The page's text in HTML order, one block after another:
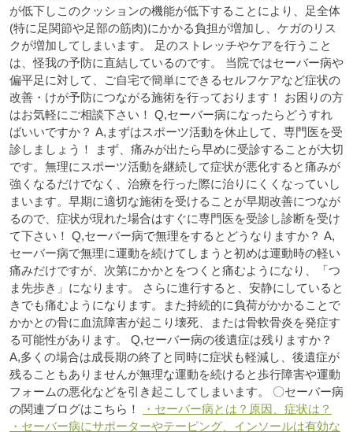
が低下しこのクッションの機能が低下することにより、足全体
(特に足関節や足部の筋肉)にかかる負担が増加し、ケガのリス
クが増加してしまいます。
足のストレッチやケアを行うこと
は、怪我の予防に直結しているのです。
当院ではセーバー病や
偏平足に対して、ご自宅で簡単にできるセルフケアなど症状の
改善・けが予防につながる施術を行っております！
お困りの方
はお気軽にご相談下さい！ Q,セーバー病になったらどうすれ
ばいいですか？ A,まずはスポーツ活動を休止して、専門医を受
診しましょう！
まず、痛みが出たら早めに受診することが大切
です。無理にスポーツ活動を継続して症状が悪化すると痛みが
強くなるだけでなく、治療を行った際に治りにくくなっていし
まいます。早期に適切な施術を受けることが早期改善につなが
るので、症状が現れた場合はすぐに専門医を受診し診断を受け
て下さい！ Q,セーバー病で無理をするとどうなりますか？ A,
セーバー病で無理に運動を続けてしまうと初めは運動時の軽い
痛みだけですが、次第にかかとをつくと痛むようになり、「つ
ま先歩き」になります。 さらに進行すると、安静にしていると
きでも痛むようになります。また持続的に負荷がかかることで
かかとの骨に血流障害が起こり壊死、または骨軟骨炎を発症す
る可能性があります。
Q,セーバー病の後遺症は残りますか？
A,多くの場合は成長期の終了と同時に症状も軽減し、後遺症が
残ることもありませんが無理な運動を続けると歩行障害や運動
フォームの悪化などを引き起こしてしまいます。
〇セーバー病
の関連ブログはこちら！
・セーバー病とは？原因、症状は？
・セーバー病にサポーターやテーピング、インソールは有効な